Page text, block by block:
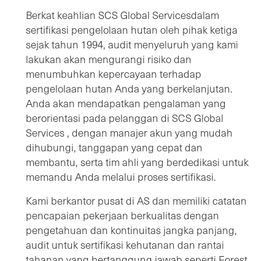
Berkat keahlian SCS Global Servicesdalam
sertifikasi pengelolaan hutan oleh pihak ketiga
sejak tahun 1994, audit menyeluruh yang kami
lakukan akan mengurangi risiko dan
menumbuhkan kepercayaan terhadap
pengelolaan hutan Anda yang berkelanjutan.
Anda akan mendapatkan pengalaman yang
berorientasi pada pelanggan di SCS Global
Services , dengan manajer akun yang mudah
dihubungi, tanggapan yang cepat dan
membantu, serta tim ahli yang berdedikasi untuk
memandu Anda melalui proses sertifikasi.
Kami berkantor pusat di AS dan memiliki catatan
pencapaian pekerjaan berkualitas dengan
pengetahuan dan kontinuitas jangka panjang,
audit untuk sertifikasi kehutanan dan rantai